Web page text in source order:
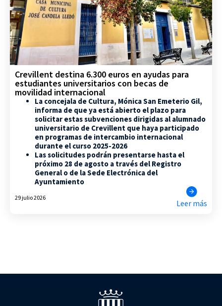
Crevillent destina 6.300 euros en ayudas para
estudiantes universitarios con becas de
movilidad internacional
La concejala de Cultura, Mónica San Emeterio Gil,
informa de que ya está abierto el plazo para
solicitar estas subvenciones dirigidas al alumnado
universitario de Crevillent que haya participado
en programas de intercambio internacional
durante el curso 2025-2026
Las solicitudes podrán presentarse hasta el
próximo 28 de agosto a través del Registro
General o de la Sede Electrónica del
Ayuntamiento
29 julio 2026
Leer más